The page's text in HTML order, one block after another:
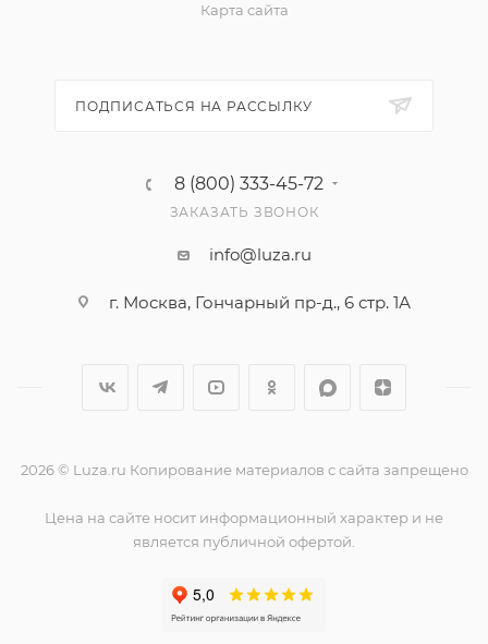
Карта сайта
ПОДПИСАТЬСЯ НА РАССЫЛКУ
8 (800) 333-45-72
ЗАКАЗАТЬ ЗВОНОК
info@luza.ru
г. Москва, Гончарный пр-д., 6 стр. 1А
2026 © Luza.ru Копирование материалов с сайта запрещено
Цена на сайте носит информационный характер и не
является публичной офертой.